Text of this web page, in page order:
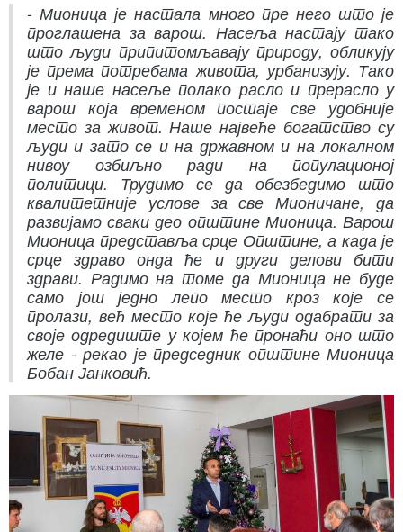
- Мионица је настала много пре него што је
проглашена за варош. Насеља настају тако
што људи припитомљавају природу, обликују
је према потребама живота, урбанизују. Тако
је и наше насеље полако расло и прерасло у
варош која временом постаје све удобније
место за живот. Наше највеће богатство су
људи и зато се и на државном и на локалном
нивоу озбиљно ради на популационој
политици. Трудимо се да обезбедимо што
квалитетније услове за све Мионичане, да
развијамо сваки део општине Мионица. Варош
Мионица представља срце Општине, а када је
срце здраво онда ће и други делови бити
здрави. Радимо на томе да Мионица не буде
само још једно лепо место кроз које се
пролази, већ место које ће људи одабрати за
своје одредиште у којем ће пронаћи оно што
желе - рекао је председник општине Мионица
Бобан Јанковић.